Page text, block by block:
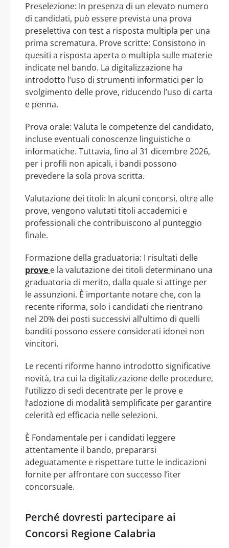
Preselezione: In presenza di un elevato numero
di candidati, può essere prevista una prova
preselettiva con test a risposta multipla per una
prima scrematura. Prove scritte: Consistono in
quesiti a risposta aperta o multipla sulle materie
indicate nel bando. La digitalizzazione ha
introdotto l’uso di strumenti informatici per lo
svolgimento delle prove, riducendo l’uso di carta
e penna.
Prova orale: Valuta le competenze del candidato,
incluse eventuali conoscenze linguistiche o
informatiche. Tuttavia, fino al 31 dicembre 2026,
per i profili non apicali, i bandi possono
prevedere la sola prova scritta.
Valutazione dei titoli: In alcuni concorsi, oltre alle
prove, vengono valutati titoli accademici e
professionali che contribuiscono al punteggio
finale.
Formazione della graduatoria: I risultati delle
prove e la valutazione dei titoli determinano una
graduatoria di merito, dalla quale si attinge per
le assunzioni. È importante notare che, con la
recente riforma, solo i candidati che rientrano
nel 20% dei posti successivi all’ultimo di quelli
banditi possono essere considerati idonei non
vincitori.
Le recenti riforme hanno introdotto significative
novità, tra cui la digitalizzazione delle procedure,
l’utilizzo di sedi decentrate per le prove e
l’adozione di modalità semplificate per garantire
celerità ed efficacia nelle selezioni.
È Fondamentale per i candidati leggere
attentamente il bando, prepararsi
adeguatamente e rispettare tutte le indicazioni
fornite per affrontare con successo l’iter
concorsuale.
Perché dovresti partecipare ai
Concorsi Regione Calabria